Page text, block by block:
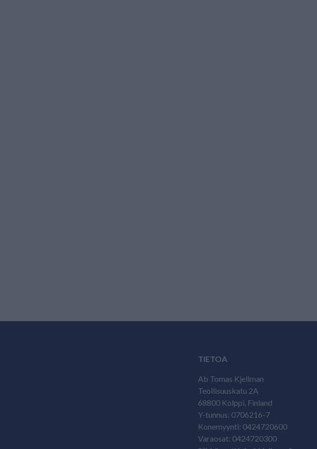
TIETOA
Ab Tomas Kjellman
Teollisuuskatu 2A
68800 Kolppi, Finland
Y-tunnus: 0706216-7
Konemyynti: 0424720600
Varaosat: 0424720300